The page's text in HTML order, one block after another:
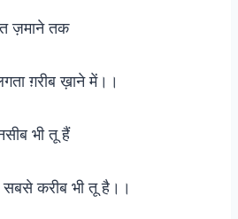
ज़माने तक
ग़रीब ख़ाने में।।
भी तू हैं
सबसे करीब भी तू है।।